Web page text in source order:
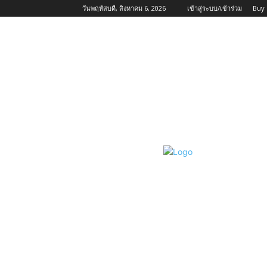
วันพฤหัสบดี, สิงหาคม 6, 2026 เข้าสู่ระบบ/เข้าร่วม Buy